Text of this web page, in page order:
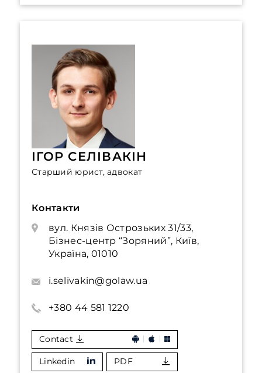
ІГОР СЕЛІВАКІН
Старший юрист, адвокат
Контакти
вул. Князів Острозьких 31/33,
Бізнес-центр “Зоряний”, Київ,
Україна, 01010
i.selivakin@golaw.ua
+380 44 581 1220
Contact
Linkedin PDF